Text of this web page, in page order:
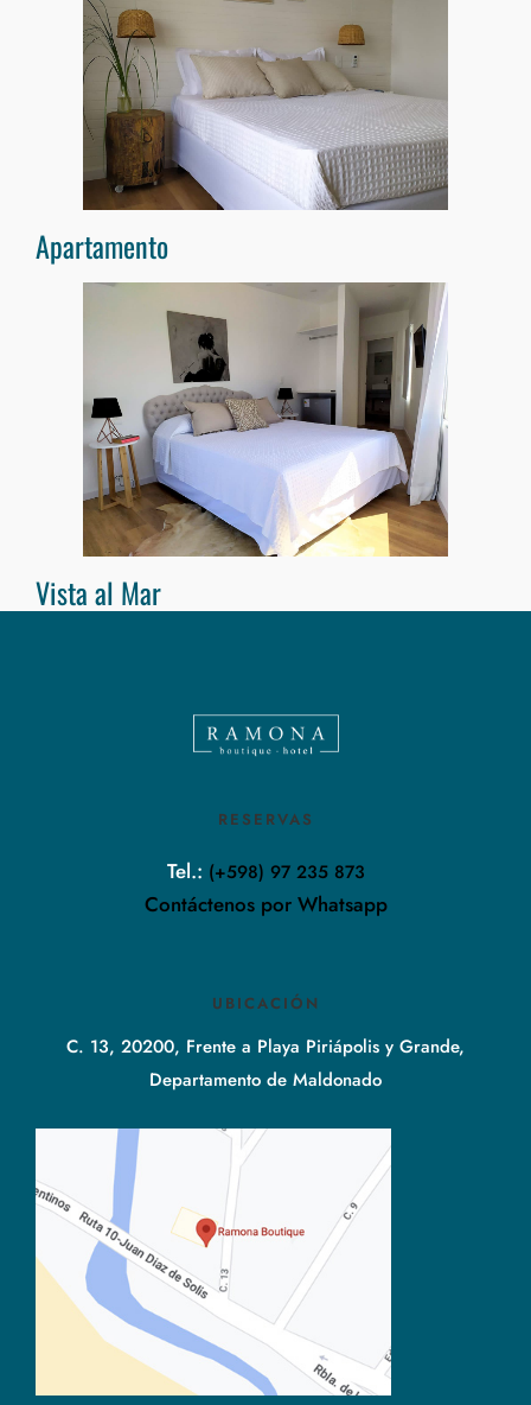
Apartamento
Vista al Mar
RESERVAS
Tel.: (+598) 97 235 873
Contáctenos por Whatsapp
UBICACIÓN
C. 13, 20200, Frente a Playa Piriápolis y Grande,
Departamento de Maldonado